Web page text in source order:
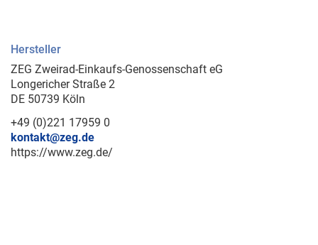
Hersteller
ZEG Zweirad-Einkaufs-Genossenschaft eG
Longericher Straße 2
DE 50739 Köln
+49 (0)221 17959 0
kontakt@zeg.de
https://www.zeg.de/